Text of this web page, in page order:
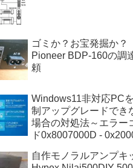
ゴミか？お宝発掘か？
Pioneer BDP-160の調
頼
Windows11非対応PC
制アップグレードでき
場合の対処法～エラー
ド0x8007000D -
自作モノラルアンプキ